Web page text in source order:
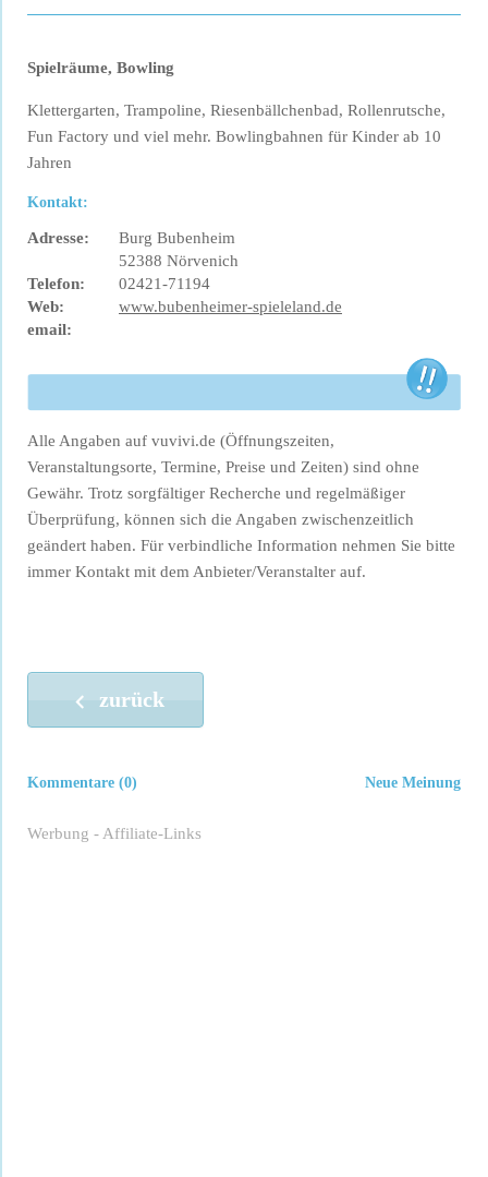
Spielräume, Bowling
Klettergarten, Trampoline, Riesenbällchenbad, Rollenrutsche,
Fun Factory und viel mehr. Bowlingbahnen für Kinder ab 10
Jahren
Kontakt:
Adresse:
Burg Bubenheim
52388 Nörvenich
Telefon:
02421-71194
Web:
www.bubenheimer-spieleland.de
email:
Alle Angaben auf vuvivi.de (Öffnungszeiten,
Veranstaltungsorte, Termine, Preise und Zeiten) sind ohne
Gewähr. Trotz sorgfältiger Recherche und regelmäßiger
Überprüfung, können sich die Angaben zwischenzeitlich
geändert haben. Für verbindliche Information nehmen Sie bitte
immer Kontakt mit dem Anbieter/Veranstalter auf.
zurück
Neue Meinung
Kommentare (0)
Werbung - Affiliate-Links